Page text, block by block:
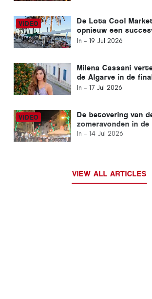
De Lota Cool
opnieuw een
af in Portimão
In - 19 Jul 2026
Milena Cassani
de Algarve in de
Portugal
In - 17 Jul 2026
De betovering van
zomeravonden in de
In - 14 Jul 2026
VIEW ALL ARTICLES